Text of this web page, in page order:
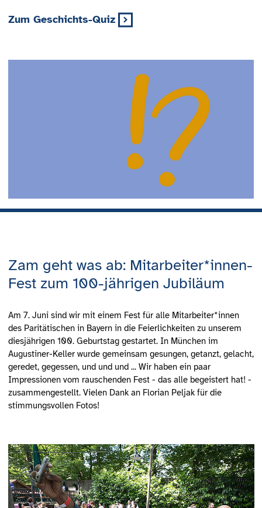
Zum Geschichts-Quiz
Zam geht was ab: Mitarbeiter*innen-
Fest zum 100-jährigen Jubiläum
Am 7. Juni sind wir mit einem Fest für alle Mitarbeiter*innen
des Paritätischen in Bayern in die Feierlichkeiten zu unserem
diesjährigen 100. Geburtstag gestartet. In München im
Augustiner-Keller wurde gemeinsam gesungen, getanzt, gelacht,
geredet, gegessen, und und und ... Wir haben ein paar
Impressionen vom rauschenden Fest - das alle begeistert hat! -
zusammengestellt. Vielen Dank an Florian Peljak für die
stimmungsvollen Fotos!